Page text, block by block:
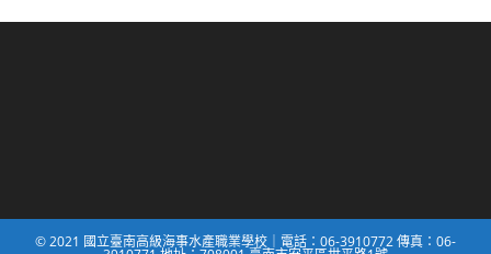
© 2021 國立臺南高級海事水產職業學校｜電話：06-3910772 傳真：06-